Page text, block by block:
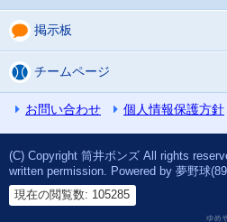
掲示板
チームページ
お問い合わせ 個人情報保護方針
(C) Copyright 筒井ボンズ All rights
written permission. Powered by 夢野球
現在の閲覧数: 105285